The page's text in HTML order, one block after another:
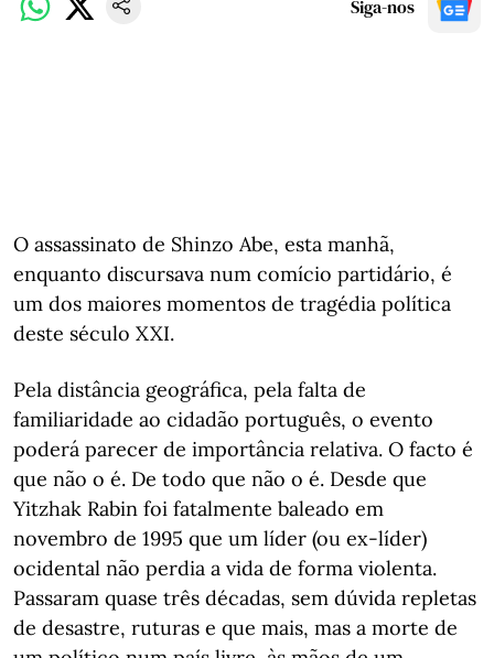
Siga-nos
O assassinato de Shinzo Abe, esta manhã,
enquanto discursava num comício partidário, é
um dos maiores momentos de tragédia política
deste século XXI.
Pela distância geográfica, pela falta de
familiaridade ao cidadão português, o evento
poderá parecer de importância relativa. O facto é
que não o é. De todo que não o é. Desde que
Yitzhak Rabin foi fatalmente baleado em
novembro de 1995 que um líder (ou ex-líder)
ocidental não perdia a vida de forma violenta.
Passaram quase três décadas, sem dúvida repletas
de desastre, ruturas e que mais, mas a morte de